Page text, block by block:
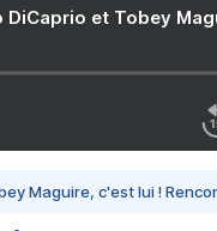
DiCaprio et Tobey
Maguire, c'est lui !